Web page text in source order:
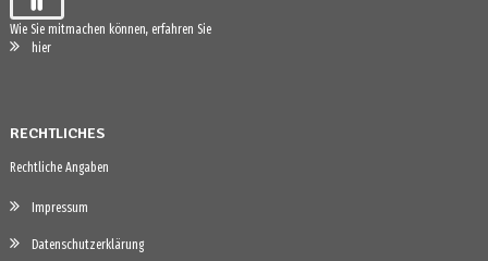
Wie Sie mitmachen können, erfahren Sie
hier
RECHTLICHES
Rechtliche Angaben
Impressum
Datenschutzerklärung